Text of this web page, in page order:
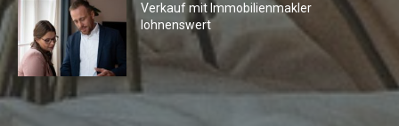
Verkauf mit Immobilienmakler
lohnenswert